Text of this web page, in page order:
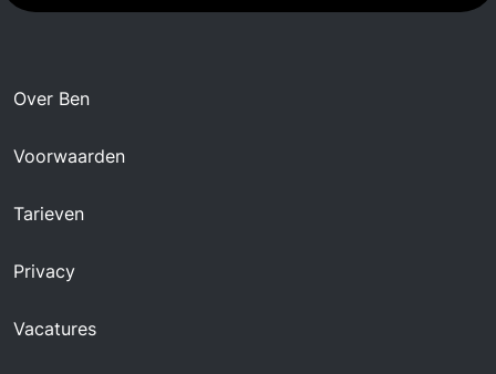
Over Ben
Voorwaarden
Tarieven
Privacy
Vacatures